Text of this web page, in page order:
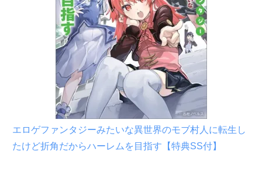
エロゲファンタジーみたいな異世界のモブ村人に転生し
たけど折角だからハーレムを目指す【特典SS付】